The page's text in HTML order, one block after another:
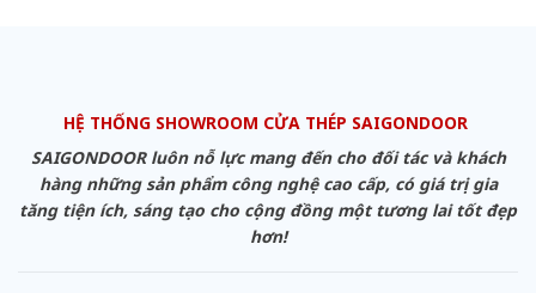
HỆ THỐNG SHOWROOM CỬA THÉP SAIGONDOOR
SAIGONDOOR luôn nỗ lực mang đến cho đối tác và khách
hàng những sản phẩm công nghệ cao cấp, có giá trị gia
tăng tiện ích, sáng tạo cho cộng đồng một tương lai tốt đẹp
hơn!